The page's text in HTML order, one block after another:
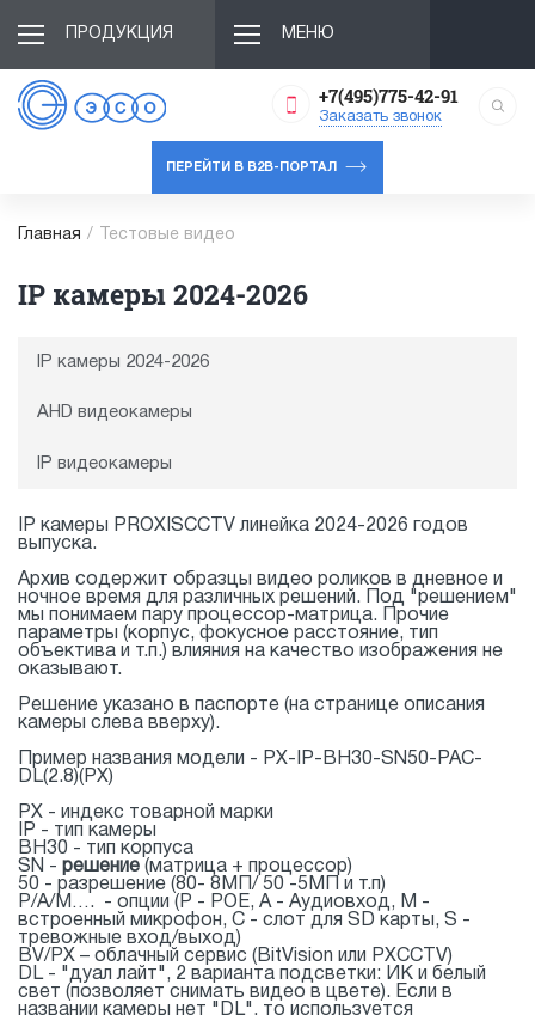
ПРОДУКЦИЯ МЕНЮ
+7(495)775-42-91
Заказать звонок
ПЕРЕЙТИ В B2B-ПОРТАЛ
Главная / Тестовые видео
IP камеры 2024-2026
IP камеры 2024-2026
AHD видеокамеры
IP видеокамеры
IP камеры PROXISCCTV линейка 2024-2026 годов
выпуска.
Архив содержит образцы видео роликов в дневное и
ночное время для различных решений. Под "решением"
мы понимаем пару процессор-матрица. Прочие
параметры (корпус, фокусное расстояние, тип
объектива и т.п.) влияния на качество изображения не
оказывают.
Решение указано в паспорте (на странице описания
камеры слева вверху).
Пример названия модели - PX-IP-BH30-SN50-PAC-
DL(2.8)(PX)
PX - индекс товарной марки
IP - тип камеры
BH30 - тип корпуса
SN - решение (матрица + процессор)
50 - разрешение (80- 8МП/ 50 -5МП и т.п)
P/A/M…. - опции (P - РОЕ, A - Аудиовход, M -
встроенный микрофон, C - слот для SD карты, S -
тревожные вход/выход)
BV/PX – облачный сервис (BitVision или PXCCTV)
DL - "дуал лайт", 2 варианта подсветки: ИК и белый
свет (позволяет снимать видео в цвете). Если в
названии камеры нет "DL", то используется